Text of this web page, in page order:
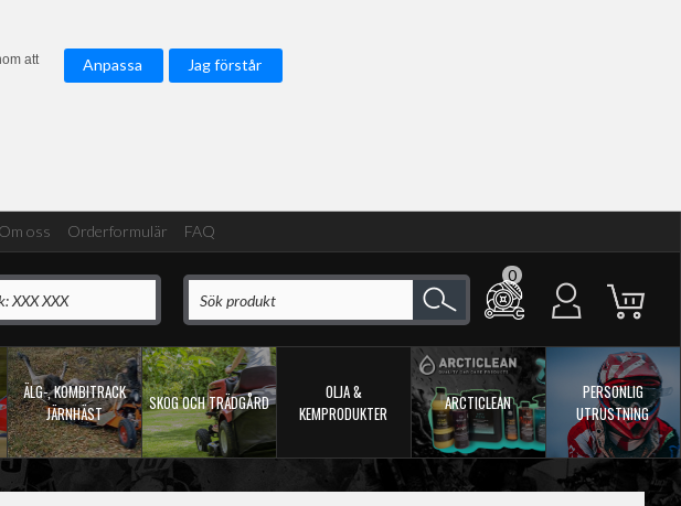
att
Anpassa Jag förstår
Om oss Orderformulär FAQ
0
ÄLG-, KOMBITRACK
JÄRNHÄST
SKOG OCH TRÄDGÅRD
OLJA &
KEMPRODUKTER
ARCTICLEAN
PERSONLIG
UTRUSTNING